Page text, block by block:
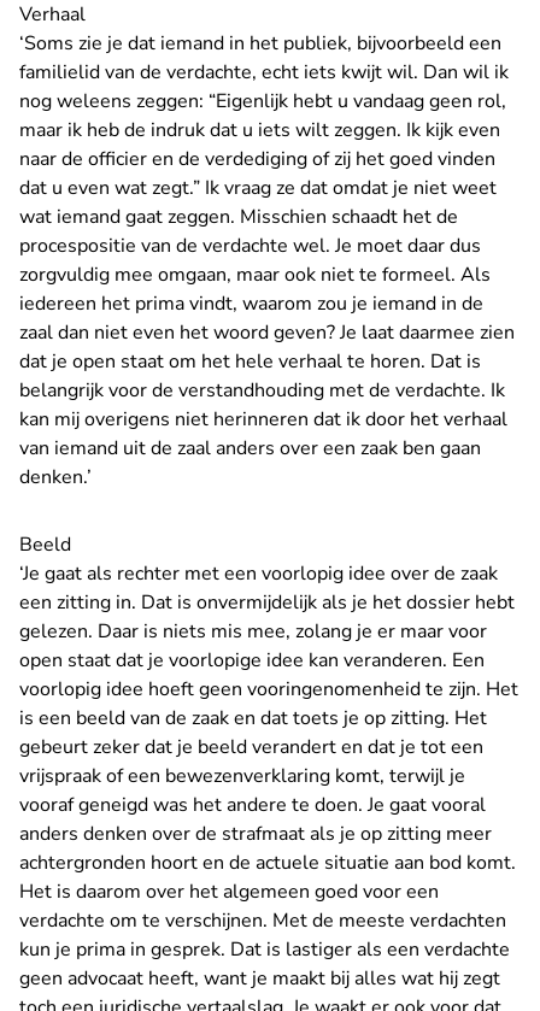
Verhaal
‘Soms zie je dat iemand in het publiek, bijvoorbeeld een
familielid van de verdachte, echt iets kwijt wil. Dan wil ik
nog weleens zeggen: “Eigenlijk hebt u vandaag geen rol,
maar ik heb de indruk dat u iets wilt zeggen. Ik kijk even
naar de officier en de verdediging of zij het goed vinden
dat u even wat zegt.” Ik vraag ze dat omdat je niet weet
wat iemand gaat zeggen. Misschien schaadt het de
procespositie van de verdachte wel. Je moet daar dus
zorgvuldig mee omgaan, maar ook niet te formeel. Als
iedereen het prima vindt, waarom zou je iemand in de
zaal dan niet even het woord geven? Je laat daarmee zien
dat je open staat om het hele verhaal te horen. Dat is
belangrijk voor de verstandhouding met de verdachte. Ik
kan mij overigens niet herinneren dat ik door het verhaal
van iemand uit de zaal anders over een zaak ben gaan
denken.’
Beeld
‘Je gaat als rechter met een voorlopig idee over de zaak
een zitting in. Dat is onvermijdelijk als je het dossier hebt
gelezen. Daar is niets mis mee, zolang je er maar voor
open staat dat je voorlopige idee kan veranderen. Een
voorlopig idee hoeft geen vooringenomenheid te zijn. Het
is een beeld van de zaak en dat toets je op zitting. Het
gebeurt zeker dat je beeld verandert en dat je tot een
vrijspraak of een bewezenverklaring komt, terwijl je
vooraf geneigd was het andere te doen. Je gaat vooral
anders denken over de strafmaat als je op zitting meer
achtergronden hoort en de actuele situatie aan bod komt.
Het is daarom over het algemeen goed voor een
verdachte om te verschijnen. Met de meeste verdachten
kun je prima in gesprek. Dat is lastiger als een verdachte
geen advocaat heeft, want je maakt bij alles wat hij zegt